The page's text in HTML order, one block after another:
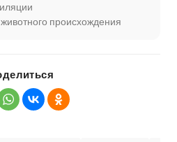
происхождения